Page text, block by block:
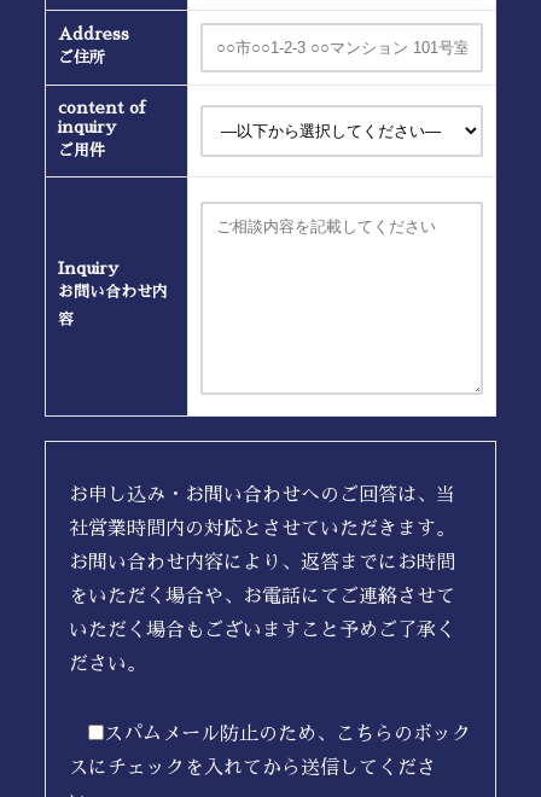
Address
ご住所
content of
inquiry
ご用件
Inquiry
お問い合わせ内
容
お申し込み・お問い合わせへのご回答は、当
社営業時間内の対応とさせていただきます。
お問い合わせ内容により、返答までにお時間
をいただく場合や、お電話にてご連絡させて
いただく場合もございますこと予めご了承く
ださい。
スパムメール防止のため、こちらのボック
スにチェックを入れてから送信してくださ